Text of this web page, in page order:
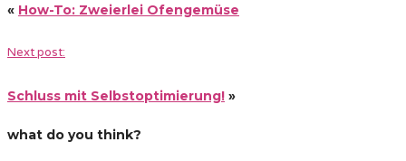
« How-To: Zweierlei Ofengemüse
Next post:
Schluss mit Selbstoptimierung! »
what do you think?